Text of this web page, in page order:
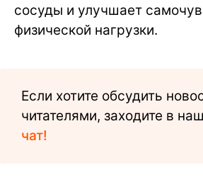
сосуды и улучшает
физической нагрузки.
Если хотите обсудить
читателями, заходите в наш
чат!